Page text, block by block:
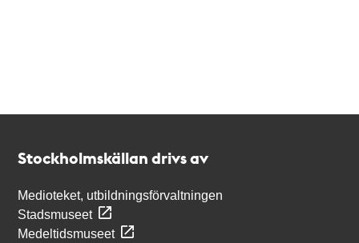
Stockholmskällan drivs av
Medioteket, utbildningsförvaltningen
Stadsmuseet
Medeltidsmuseet